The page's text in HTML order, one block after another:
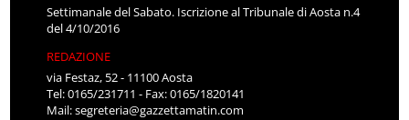
Settimanale del Sabato. Iscrizione al Tribunale di Aosta n.4
del 4/10/2016
REDAZIONE
via Festaz, 52 - 11100 Aosta
Tel: 0165/231711 - Fax: 0165/1820141
Mail:segreteria@gazzettamatin.com